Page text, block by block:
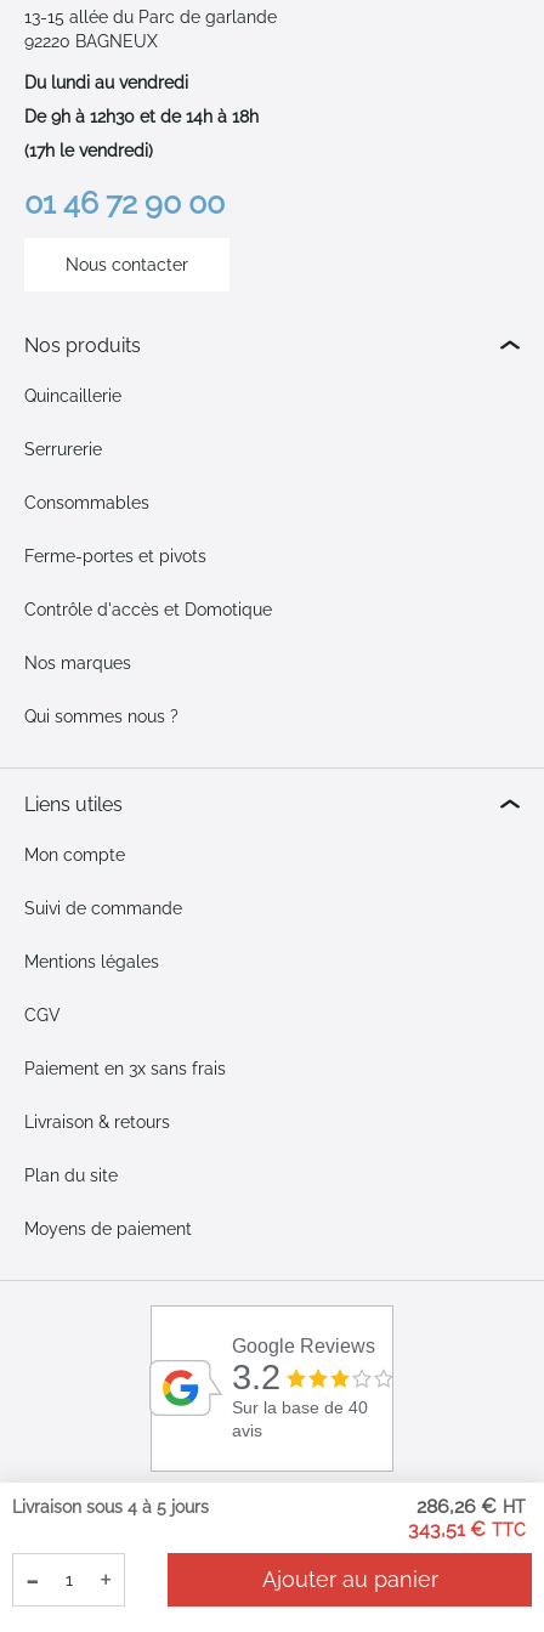
343,51 €
286,26 €
Livraison sous 4 à 5 jours
- + Ajouter au panier
13-15 allée du Parc de garlande
92220 BAGNEUX
Du lundi au vendredi
De 9h à 12h30 et de 14h à 18h
(17h le vendredi)
01 46 72 90 00
Nous contacter
Nos produits
Quincaillerie
Serrurerie
Consommables
Ferme-portes et pivots
Contrôle d'accès et Domotique
Nos marques
Qui sommes nous ?
Liens utiles
Mon compte
Suivi de commande
Mentions légales
CGV
Paiement en 3x sans frais
Livraison & retours
Plan du site
Moyens de paiement
Google Reviews
3.2
Sur la base de 40
avis